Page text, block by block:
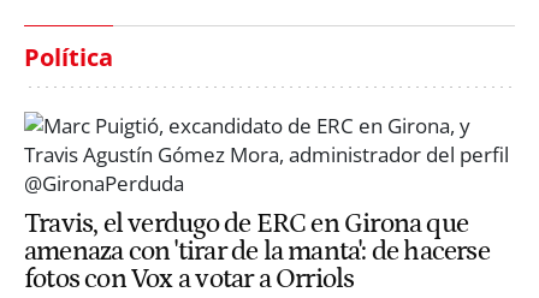
Política
Travis, el verdugo de ERC en Girona que
amenaza con 'tirar de la manta': de hacerse
fotos con Vox a votar a Orriols